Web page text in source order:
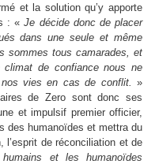
et la solution qu’y apporte
: «Je décide donc de placer
dans une seule et même
sommes tous camarades, et
de confiance nous ne
vies en cas de conflit.
»
de Zero sont donc ses
et impulsif premier officier,
des humanoïdes et mettra du
l’esprit de réconciliation et de
et les humanoïdes